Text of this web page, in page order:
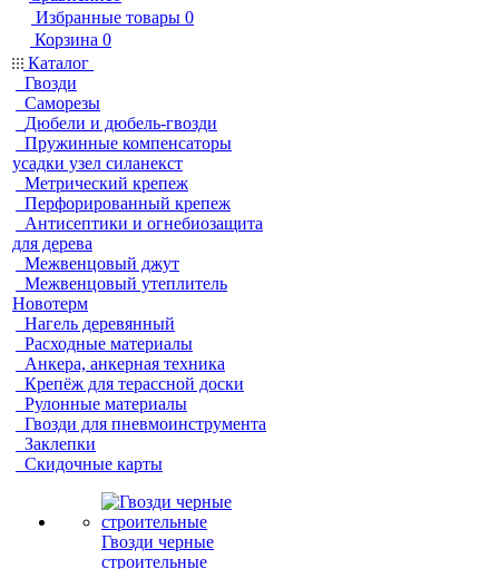
Избранные товары 0
Корзина 0
Каталог
Гвозди
Саморезы
Дюбели и дюбель-гвозди
Пружинные компенсаторы
усадки узел силанекст
Метрический крепеж
Перфорированный крепеж
Антисептики и огнебиозащита
для дерева
Межвенцовый джут
Межвенцовый утеплитель
Новотерм
Нагель деревянный
Расходные материалы
Анкера, анкерная техника
Крепёж для терассной доски
Рулонные материалы
Гвозди для пневмоинструмента
Заклепки
Скидочные карты
Гвозди черные
строительные